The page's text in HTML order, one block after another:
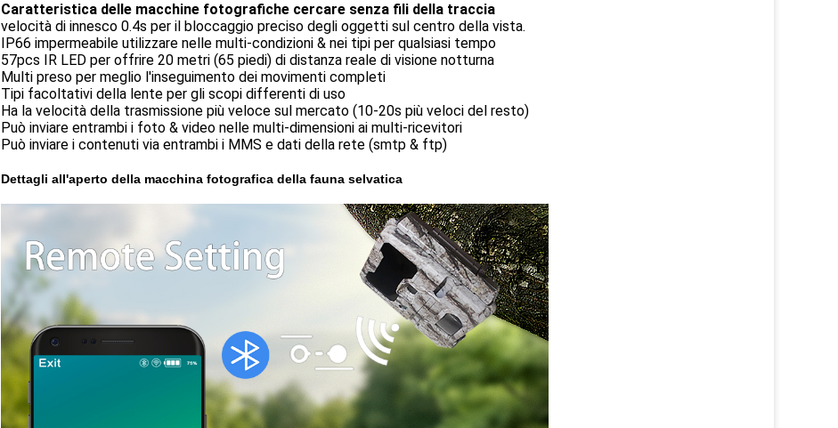
Caratteristica delle macchine fotografiche cercare senza fili della traccia
velocità di innesco 0.4s per il bloccaggio preciso degli oggetti sul centro della vista.
IP66 impermeabile utilizzare nelle multi-condizioni & nei tipi per qualsiasi tempo
57pcs IR LED per offrire 20 metri (65 piedi) di distanza reale di visione notturna
Multi preso per meglio l'inseguimento dei movimenti completi
Tipi facoltativi della lente per gli scopi differenti di uso
Ha la velocità della trasmissione più veloce sul mercato (10-20s più veloci del resto)
Può inviare entrambi i foto & video nelle multi-dimensioni ai multi-ricevitori
Può inviare i contenuti via entrambi i MMS e dati della rete (smtp & ftp)
Dettagli all'aperto della macchina fotografica della fauna selvatica